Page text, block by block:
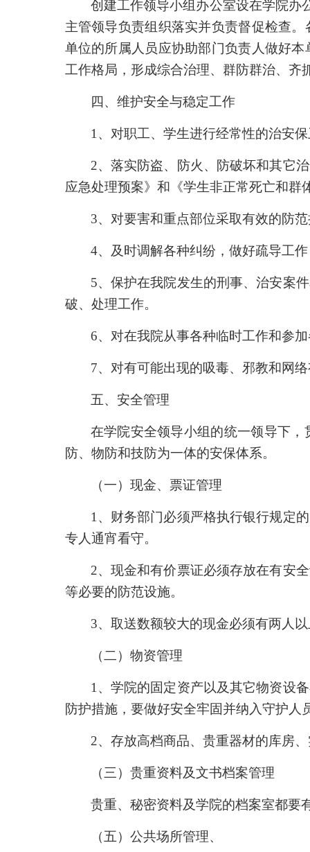
创建工作领导小组办公室设在学院
主管领导负责组织落实并负责督促检查
单位的所属人员应协助部门负责人做好
工作格局，形成综合治理、群防群治、齐
四、维护安全与稳定工作
1 、对职工、学生进行经常性的治安
2、落实防盗、防火、防破坏和其它
应急处理预案》和《学生非正常死亡和
3、对要害和重点部位采取有效的防
4、及时调解各种纠纷，做好疏导工
5、保护在我院发生的刑事、治安案
破、处理工作。
6、对在我院从事各种临时工作和参
7、对有可能出现的吸毒、邪教和网
五、安全管理
在学院安全领导小组的统一领导下
防、物防和技防为一体的安保体系。
（一）现金、票证管理
1 、财务部门必须严格执行银行规定
专人通宵看守。
2、现金和有价票证必须存放在有安
等必要的防范设施。
3、取送数额较大的现金必须有两人
（二）物资管理
1 、学院的固定资产以及其它物资设
防护措施，要做好安全牢固并纳入守护人
2、存放高档商品、贵重器材的库房
（三）贵重资料及文书档案管理
贵重、秘密资料及学院的档案室都要
（五）公共场所管理、